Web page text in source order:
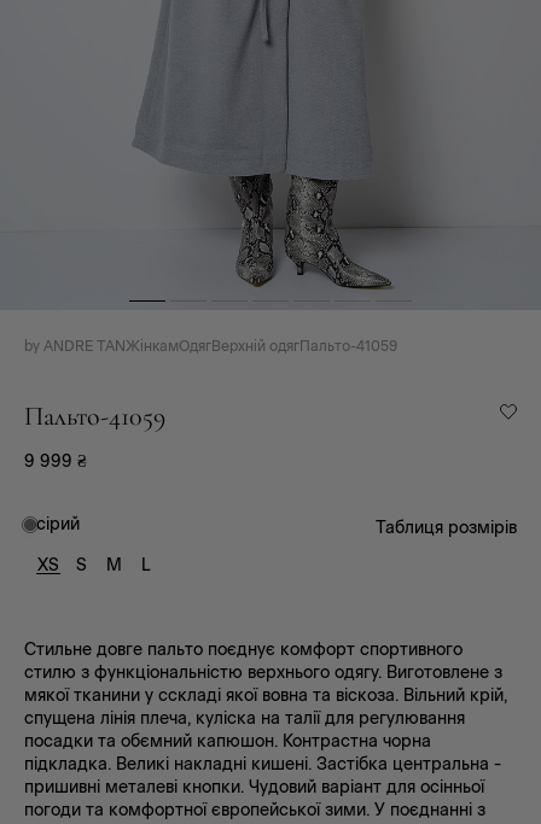
by ANDRE TANЖінкамОдягВерхній одягПальто-41059
Пальто-41059
9 999 ₴
сірий
XS
S M L
Таблиця розмірів
Стильне довге пальто поєднує комфорт спортивного
стилю з функціональністю верхнього одягу. Виготовлене з
мякої тканини у сскладі якої вовна та віскоза. Вільний крій,
спущена лінія плеча, куліска на талії для регулювання
посадки та обємний капюшон. Контрастна чорна
підкладка. Великі накладні кишені. Застібка центральна -
пришивні металеві кнопки. Чудовий варіант для осінньої
погоди та комфортної європейської зими. У поєднанні з